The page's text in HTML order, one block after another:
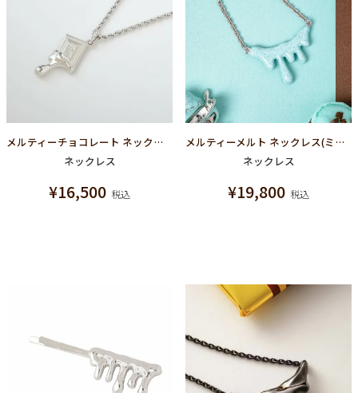
メルティーチョコレート ネックレス（シルバー）
ネックレス
¥16,500 税込
メルティーメルト ネックレス(ミントチョコレート×シルバー)
ネックレス
¥19,800 税込